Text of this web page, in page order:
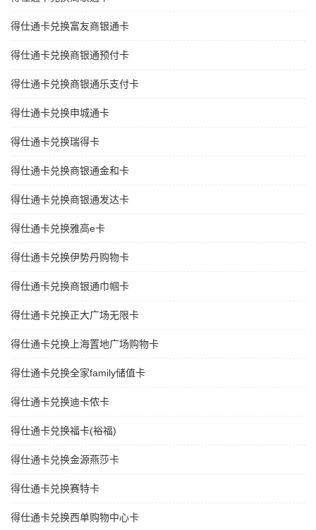
得仕通卡兑换富友商银通卡
得仕通卡兑换商银通预付卡
得仕通卡兑换商银通乐支付卡
得仕通卡兑换申城通卡
得仕通卡兑换瑞得卡
得仕通卡兑换商银通金和卡
得仕通卡兑换商银通发达卡
得仕通卡兑换雅高e卡
得仕通卡兑换伊势丹购物卡
得仕通卡兑换商银通巾帼卡
得仕通卡兑换正大广场无限卡
得仕通卡兑换上海置地广场购物卡
得仕通卡兑换全家family储值卡
得仕通卡兑换迪卡侬卡
得仕通卡兑换福卡(裕福)
得仕通卡兑换金源燕莎卡
得仕通卡兑换赛特卡
得仕通卡兑换西单购物中心卡